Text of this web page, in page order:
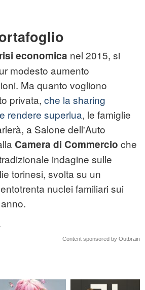
economica nel 2015, si
modesto aumento
Ma quanto vogliono
privata, che la sharing
rendere superlua, le famiglie
a Salone dell'Auto
Camera di Commercio che
indagine sulle
torinesi, svolta su un
nuclei familiari sui
Content sponsored by Outbrain